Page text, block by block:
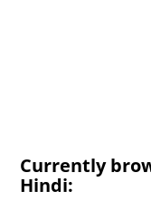
Currently
Hindi: